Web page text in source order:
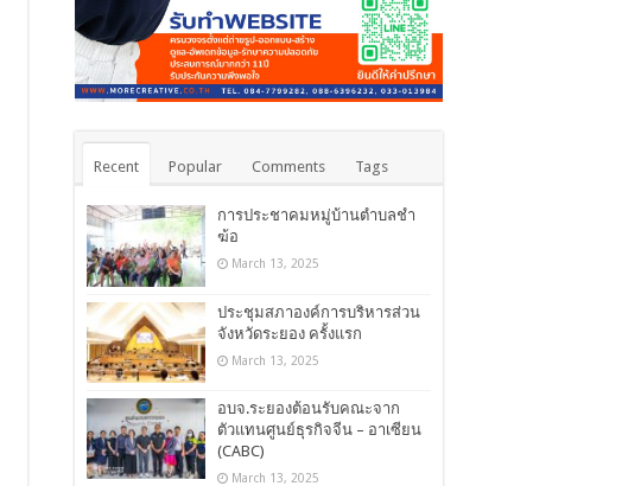
Recent Popular Comments Tags
การประชาคมหมู่บ้านตำบลชำ
ฆ้อ
March 13, 2025
ประชุมสภาองค์การบริหารส่วน
จังหวัดระยอง ครั้งแรก
March 13, 2025
อบจ.ระยองต้อนรับคณะจาก
ตัวแทนศูนย์ธุรกิจจีน – อาเซียน
(CABC)
March 13, 2025